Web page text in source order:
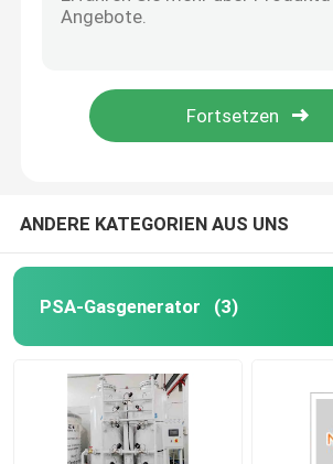
Luftkompressor-Booster
ABB-Drucktransmitter
Klassische Venturi-Röhre VTC
ANDERE KATEGORIEN AUS UNS
PSA-Gasgenerator (3)